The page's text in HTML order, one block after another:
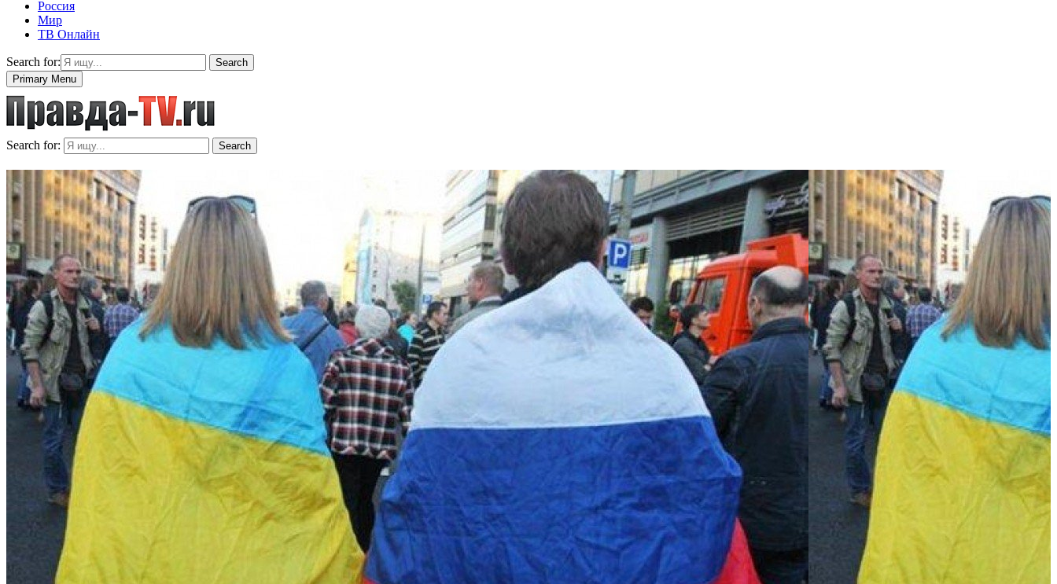
Россия
Мир
ТВ Онлайн
Search for:
Search
Primary Menu
Search for: Search